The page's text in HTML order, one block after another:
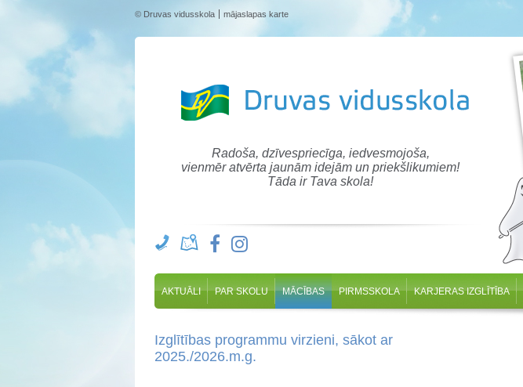
© Druvas vidusskola mājaslapas karte
Radoša, dzīvespriecīga, iedvesmojoša,
vienmēr atvērta jaunām idejām un priekšlikumiem!
Tāda ir Tava skola!
AKTUĀLI PAR SKOLU MĀCĪBAS PIRMSSKOLA KARJERAS IZGLĪTĪBA
Izglītības programmu virzieni, sākot ar
2025./2026.m.g.